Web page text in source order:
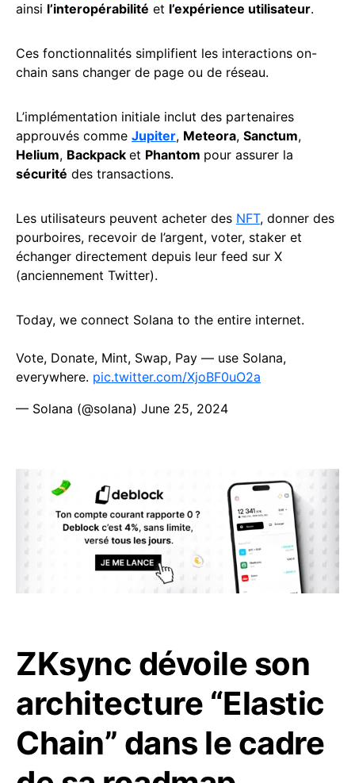
ainsi l’interopérabilité et l’expérience utilisateur.
Ces fonctionnalités simplifient les interactions on-
chain sans changer de page ou de réseau.
L’implémentation initiale inclut des partenaires
approuvés comme Jupiter, Meteora, Sanctum,
Helium, Backpack et Phantom pour assurer la
sécurité des transactions.
Les utilisateurs peuvent acheter des NFT, donner des
pourboires, recevoir de l’argent, voter, staker et
échanger directement depuis leur feed sur X
(anciennement Twitter).
Today, we connect Solana to the entire internet.
Vote, Donate, Mint, Swap, Pay — use Solana,
everywhere. pic.twitter.com/XjoBF0uO2a
— Solana (@solana) June 25, 2024
ZKsync dévoile son
architecture “Elastic
Chain” dans le cadre